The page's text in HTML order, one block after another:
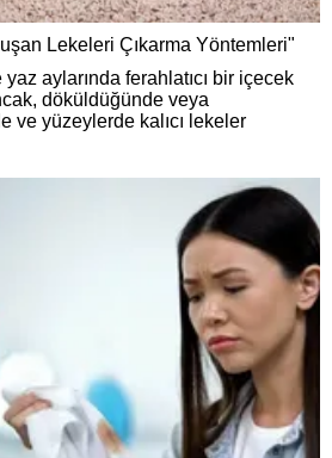
Lekeleri Çıkarma Yöntemleri"
aylarında ferahlatıcı bir içecek
döküldüğünde veya
ve yüzeylerde kalıcı lekeler